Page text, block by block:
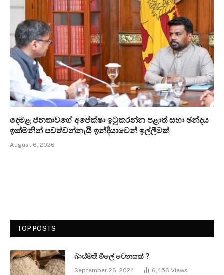
දෙමළ ජනතාවගේ අපේක්ෂා ඉටුකරන්න පළාත් සභා ඡන්දය
ඉක්මනින් පවත්වන්නැයි ඉන්දියාවෙන් ඉල්ලීමක්
August 6, 2026
TOP POSTS
බාස්මතී මිලේ වෙනසක් ?
September 26, 2024 6,456 Views